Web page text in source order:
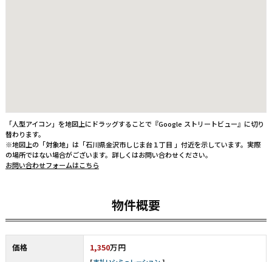
「人型アイコン」を地図上にドラッグすることで『Google ストリートビュー』に切り
替わります。
※地図上の「対象地」は「石川県金沢市しじま台１丁目 」付近を示しています。実際
の場所ではない場合がございます。詳しくはお問い合わせください。
お問い合わせフォームはこちら
物件概要
価格 1,350万円